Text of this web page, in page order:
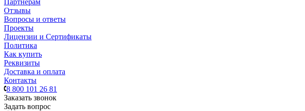
Партнерам
Отзывы
Вопросы и ответы
Проекты
Лицензии и Сертификаты
Политика
Как купить
Реквизиты
Доставка и оплата
Контакты
8 800 101 26 81
Заказать звонок
Задать вопрос